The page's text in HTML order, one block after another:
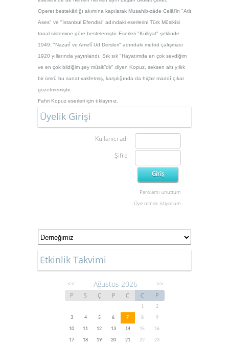
Operet bestekârlığı akımına kapılarak Musahib-zâde Celâl'in "Atlı
Ases" ve "İstanbul Efendisi" adındaki eserlerini Türk Mûsikîsi
tonal sistemine göre bestelemiştir. Eserleri "Külliyat" şeklinde
1949, "Nazarî ve Amelî Ud Dersleri" adındaki metod çalışması
1920 yıllarında yayınlandı. Sık sık "Hayatımda en çok sevdiğim
ve en çok bildiğim şey mûsikîdir" diyen Kopuz, seksen altı yıllık
bir ömrü bu sanat vakfetmiş, karşılığında da hiçbir maddî çıkar
gözetmemiştir.
Fahri Kopuz eserleri için tıklayınız.
Üyelik Girişi
Kullanıcı adı
Şifre
Parolamı unuttum
Üye olmak istiyorum
Etkinlik Takvimi
<< Ağustos 2026 >>
P S Ç P C C P
1
2
3
4 5 6 7 8
9
10
11 12 13 14 15
16
17
18 19 20 21 22
23